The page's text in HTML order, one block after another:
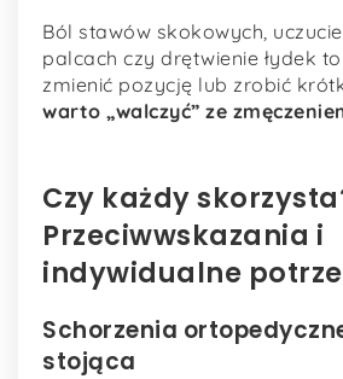
Ból stawów skokowych,
palcach czy drętwienie łydek
zmienić pozycję lub zrobić
warto „walczyć” ze
Czy każdy
Przeciwwskazania i
indywidualne
Schorzenia
stojąca